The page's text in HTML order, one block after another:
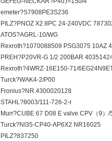
emeter?S7908PE3S236
PILZ?PNOZ X2.8PC 24-240VDC
ATOS?AGRL-10/WG
Rexroth?1070088509 PSG3075 10AZ
PREH?P20VR-G 1/2 200BAR
Rexroth?4WRZ-16E150-71/
Turck?WAK4-2/P00
Fronius?NR.4300020128
STAHL?8003/111-726-2-r
Murr?CUBE 67 D08 E valve CPV（9）
Turck?NI35-CP40-AP6X2 NR16025
PILZ?837250